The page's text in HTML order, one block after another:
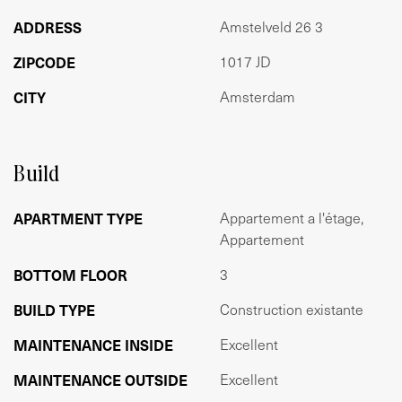
Gebouwgebonden buitenruimte 12 m2
De VvE is bestaat uit 3 appartementsrechten, de
BIJZONDERHEDEN:
- TOP locatie
- Rijksmonument
- Nieuwe fundering 2012
- 2 slaapkamers
- Houtwerk voorgevel en achtergevel geschilderd in 2023
- Lamelparket vloer
ADDRESS Amstelveld 26 3
ZIPCODE 1017 JD
CITY Amsterdam
Build
APARTMENT TYPE
Appartement a l'étage,
Appartement
BOTTOM FLOOR 3
BUILD TYPE Construction existante
MAINTENANCE INSIDE Excellent
MAINTENANCE OUTSIDE Excellent